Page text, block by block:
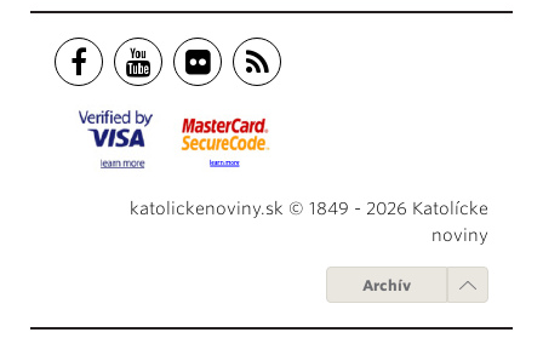
katolickenoviny.sk © 1849 - 2026 Katolícke
noviny
Archív